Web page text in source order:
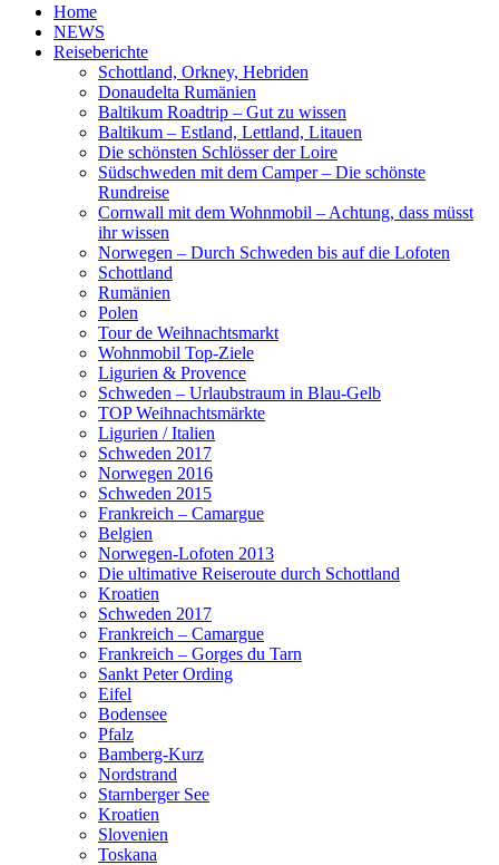
Home
NEWS
Reiseberichte
Schottland, Orkney, Hebriden
Donaudelta Rumänien
Baltikum Roadtrip – Gut zu wissen
Baltikum – Estland, Lettland, Litauen
Die schönsten Schlösser der Loire
Südschweden mit dem Camper – Die schönste
Rundreise
Cornwall mit dem Wohnmobil – Achtung, dass müsst
ihr wissen
Norwegen – Durch Schweden bis auf die Lofoten
Schottland
Rumänien
Polen
Tour de Weihnachtsmarkt
Wohnmobil Top-Ziele
Ligurien & Provence
Schweden – Urlaubstraum in Blau-Gelb
TOP Weihnachtsmärkte
Ligurien / Italien
Schweden 2017
Norwegen 2016
Schweden 2015
Frankreich – Camargue
Belgien
Norwegen-Lofoten 2013
Die ultimative Reiseroute durch Schottland
Kroatien
Schweden 2017
Frankreich – Camargue
Frankreich – Gorges du Tarn
Sankt Peter Ording
Eifel
Bodensee
Pfalz
Bamberg-Kurz
Nordstrand
Starnberger See
Kroatien
Slovenien
Toskana